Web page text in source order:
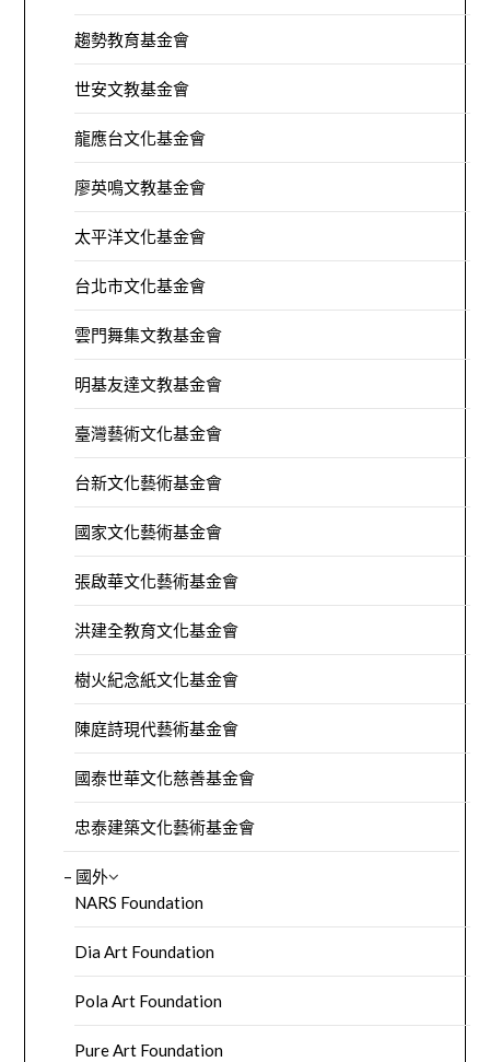
趨勢教育基金會
世安文教基金會
龍應台文化基金會
廖英鳴文教基金會
太平洋文化基金會
台北市文化基金會
雲門舞集文教基金會
明基友達文教基金會
臺灣藝術文化基金會
台新文化藝術基金會
國家文化藝術基金會
張啟華文化藝術基金會
洪建全教育文化基金會
樹火紀念紙文化基金會
陳庭詩現代藝術基金會
國泰世華文化慈善基金會
忠泰建築文化藝術基金會
– 國外
NARS Foundation
Dia Art Foundation
Pola Art Foundation
Pure Art Foundation